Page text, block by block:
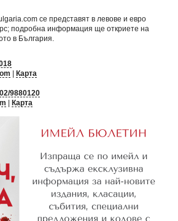
се представят в левове и евро
подробна информация ще откриете на
в България
Карта
02/9880120
Карта